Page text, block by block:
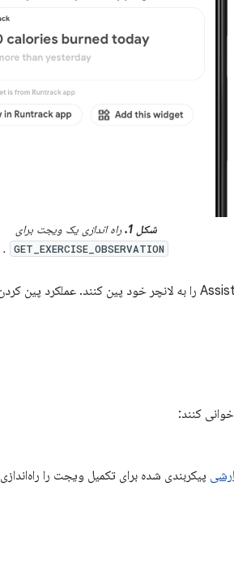
شکل 1. راه اندازی یک ویجت برای
GET_EXERCISE_OBSERVATION
.
پیکربندی شده برای تکمیل ویجت را راه‌اندازی